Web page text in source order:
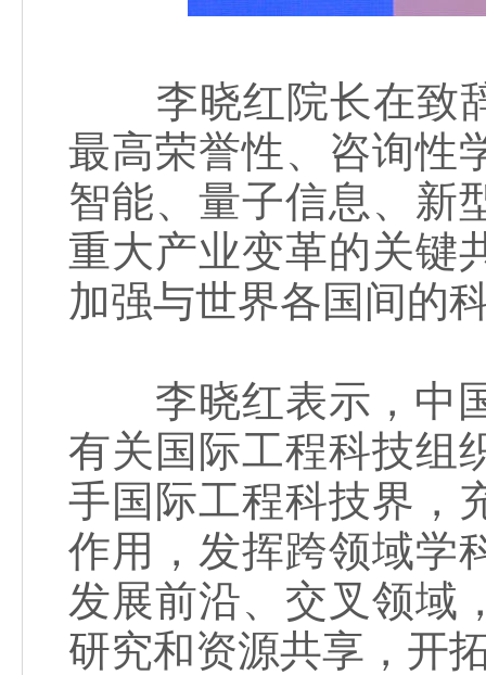
李晓红院长在致辞
最高荣誉性、咨询性
智能、量子信息、新
重大产业变革的关键
加强与世界各国间的
李晓红表示，中国
有关国际工程科技组
手国际工程科技界，
作用，发挥跨领域学
发展前沿、交叉领域
研究和资源共享，开